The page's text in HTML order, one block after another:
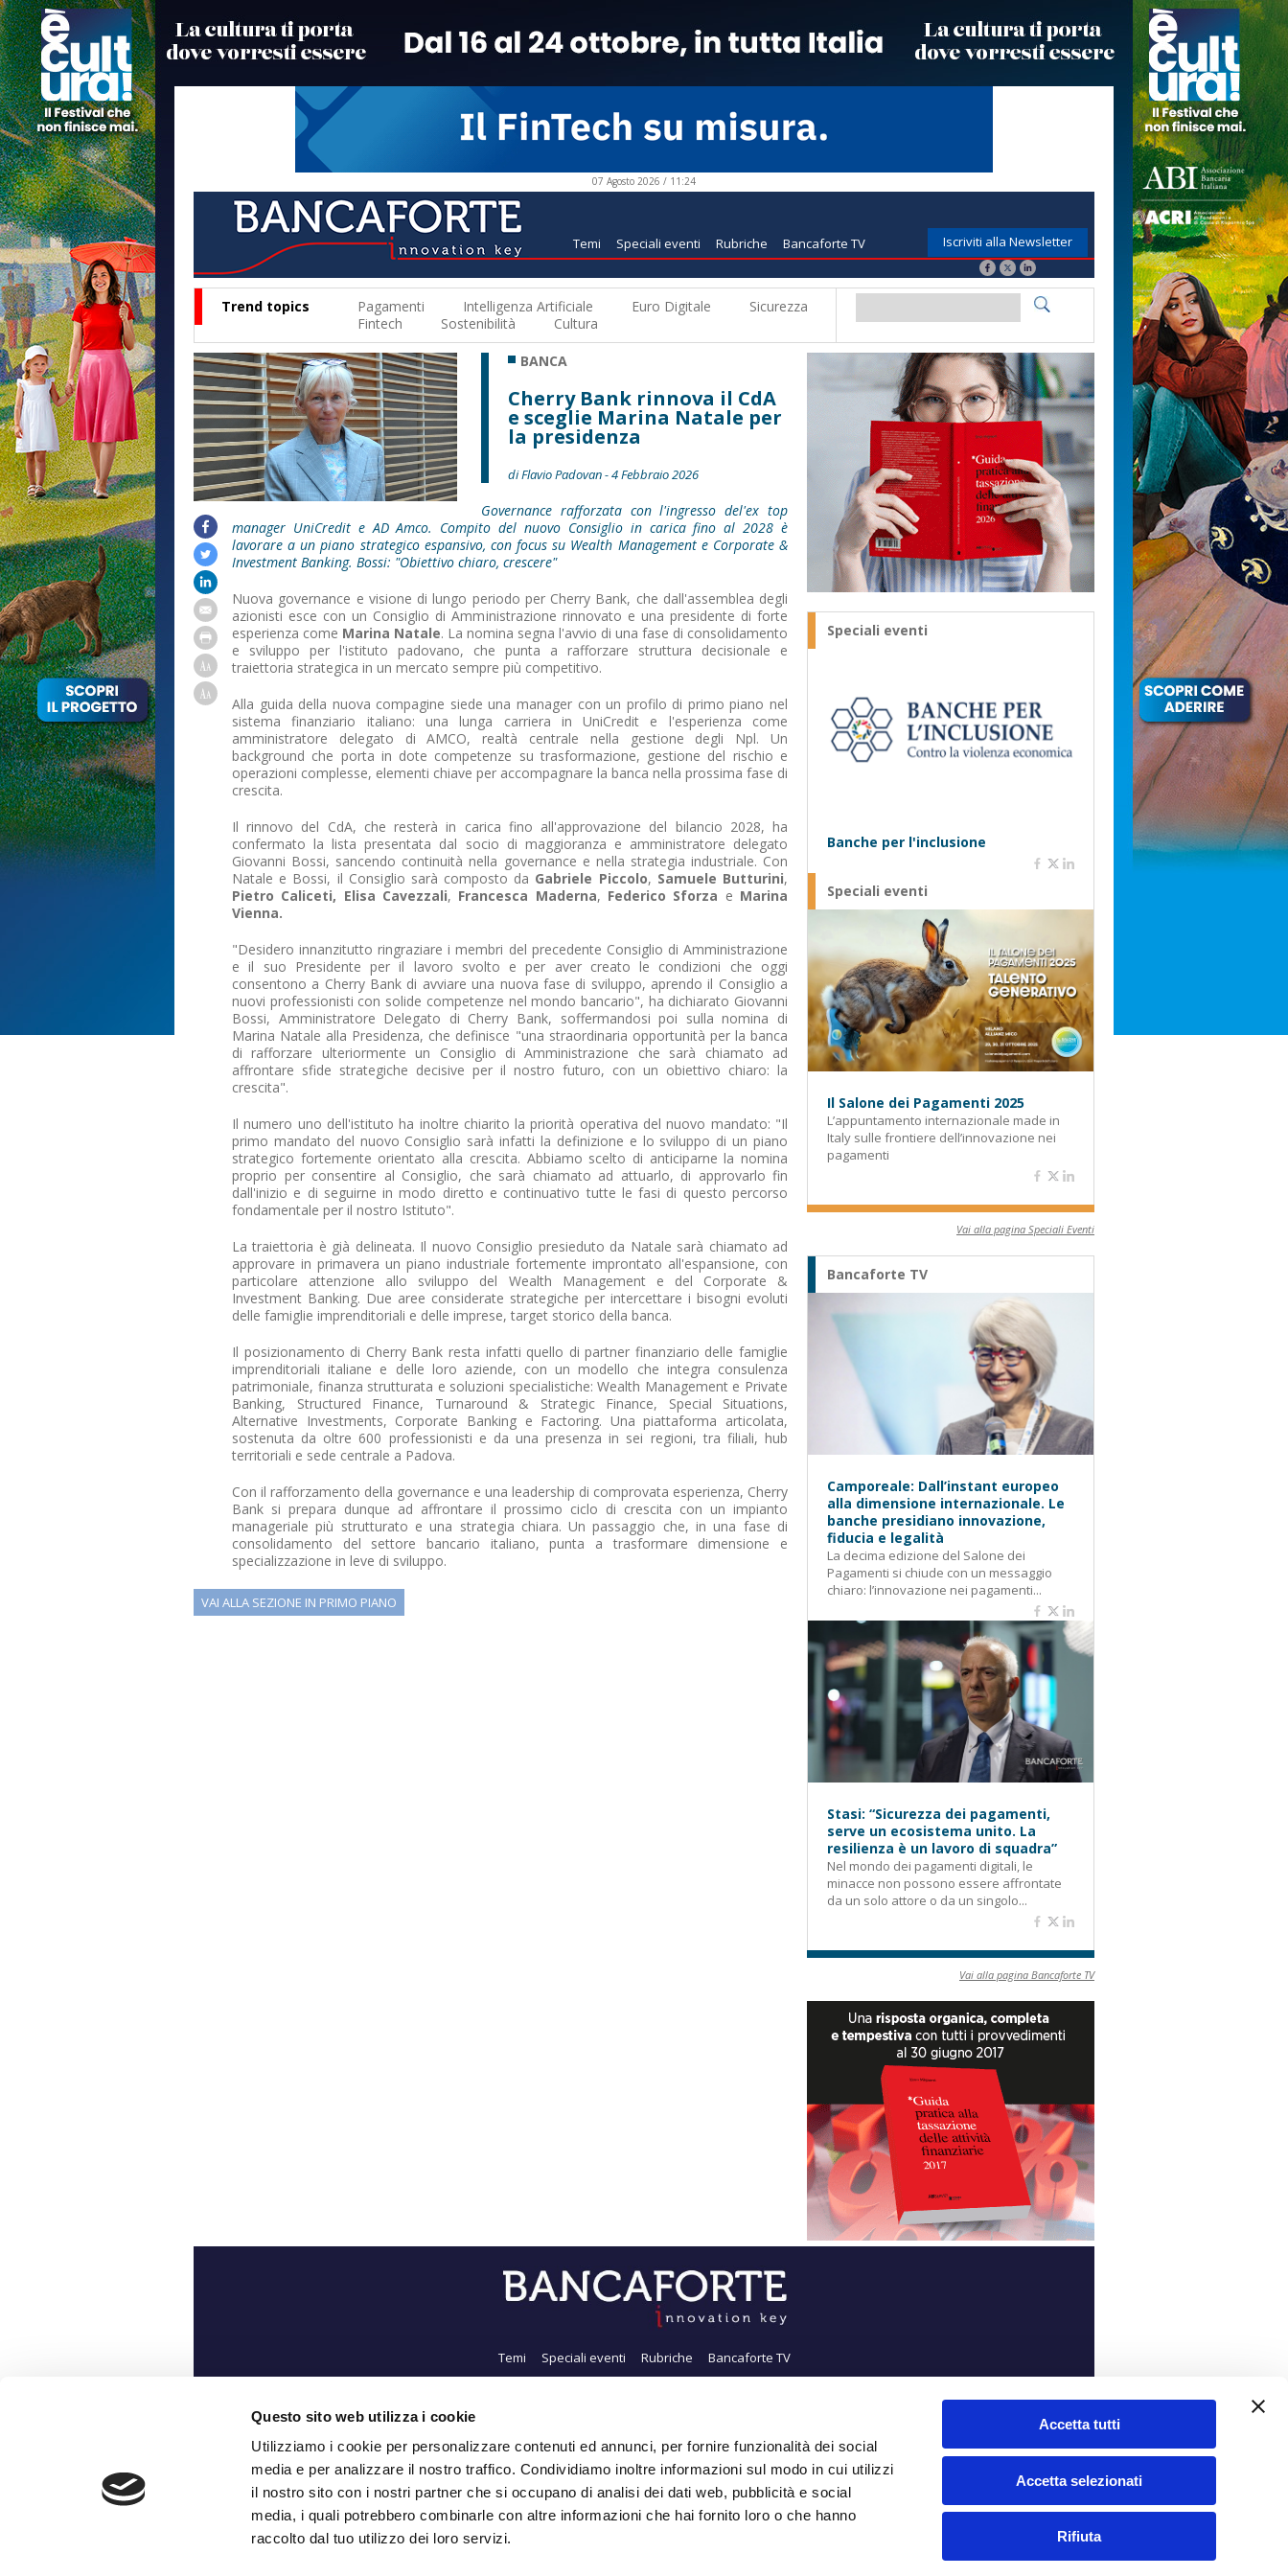
Questo sito web utilizza i cookie
Utilizziamo i cookie per personalizzare contenuti ed annunci, per fornire funzionalità dei social
media e per analizzare il nostro traffico. Condividiamo inoltre informazioni sul modo in cui utilizzi
il nostro sito con i nostri partner che si occupano di analisi dei dati web, pubblicità e social
media, i quali potrebbero combinarle con altre informazioni che hai fornito loro o che hanno
raccolto dal tuo utilizzo dei loro servizi.
Accetta tutti
Accetta selezionati
Rifiuta
07 Agosto 2026 / 11:24
Temi Speciali eventi Rubriche Bancaforte TV Iscriviti alla Newsletter
Trend topics Pagamenti Intelligenza Artificiale Euro Digitale
Sicurezza
Fintech
Sostenibilità Cultura
BANCA
Cherry Bank rinnova il CdA
e sceglie Marina Natale per
la presidenza
di Flavio Padovan - 4 Febbraio 2026
Governance rafforzata con l'ingresso del'ex top
manager UniCredit e AD Amco. Compito del nuovo Consiglio in carica fino al 2028 è
lavorare a un piano strategico espansivo, con focus su Wealth Management e Corporate &
Investment Banking. Bossi: "Obiettivo chiaro, crescere"
Nuova governance e visione di lungo periodo per Cherry Bank, che dall'assemblea degli
azionisti esce con un Consiglio di Amministrazione rinnovato e una presidente di forte
esperienza come Marina Natale. La nomina segna l'avvio di una fase di consolidamento
e sviluppo per l'istituto padovano, che punta a rafforzare struttura decisionale e
traiettoria strategica in un mercato sempre più competitivo.
Alla guida della nuova compagine siede una manager con un profilo di primo piano nel
sistema finanziario italiano: una lunga carriera in UniCredit e l'esperienza come
amministratore delegato di AMCO, realtà centrale nella gestione degli Npl. Un
background che porta in dote competenze su trasformazione, gestione del rischio e
operazioni complesse, elementi chiave per accompagnare la banca nella prossima fase di
crescita.
Il rinnovo del CdA, che resterà in carica fino all'approvazione del bilancio 2028, ha
confermato la lista presentata dal socio di maggioranza e amministratore delegato
Giovanni Bossi, sancendo continuità nella governance e nella strategia industriale. Con
Natale e Bossi, il Consiglio sarà composto da Gabriele Piccolo, Samuele Butturini,
Pietro Caliceti, Elisa Cavezzali, Francesca Maderna, Federico Sforza e Marina
Vienna.
"Desidero innanzitutto ringraziare i membri del precedente Consiglio di Amministrazione
e il suo Presidente per il lavoro svolto e per aver creato le condizioni che oggi
consentono a Cherry Bank di avviare una nuova fase di sviluppo, aprendo il Consiglio a
nuovi professionisti con solide competenze nel mondo bancario", ha dichiarato Giovanni
Bossi, Amministratore Delegato di Cherry Bank, soffermandosi poi sulla nomina di
Marina Natale alla Presidenza, che definisce "una straordinaria opportunità per la banca
di rafforzare ulteriormente un Consiglio di Amministrazione che sarà chiamato ad
affrontare sfide strategiche decisive per il nostro futuro, con un obiettivo chiaro: la
crescita".
Il numero uno dell'istituto ha inoltre chiarito la priorità operativa del nuovo mandato: "Il
primo mandato del nuovo Consiglio sarà infatti la definizione e lo sviluppo di un piano
strategico fortemente orientato alla crescita. Abbiamo scelto di anticiparne la nomina
proprio per consentire al Consiglio, che sarà chiamato ad attuarlo, di approvarlo fin
dall'inizio e di seguirne in modo diretto e continuativo tutte le fasi di questo percorso
fondamentale per il nostro Istituto".
La traiettoria è già delineata. Il nuovo Consiglio presieduto da Natale sarà chiamato ad
approvare in primavera un piano industriale fortemente improntato all'espansione, con
particolare attenzione allo sviluppo del Wealth Management e del Corporate &
Investment Banking. Due aree considerate strategiche per intercettare i bisogni evoluti
delle famiglie imprenditoriali e delle imprese, target storico della banca.
Il posizionamento di Cherry Bank resta infatti quello di partner finanziario delle famiglie
imprenditoriali italiane e delle loro aziende, con un modello che integra consulenza
patrimoniale, finanza strutturata e soluzioni specialistiche: Wealth Management e Private
Banking, Structured Finance, Turnaround & Strategic Finance, Special Situations,
Alternative Investments, Corporate Banking e Factoring. Una piattaforma articolata,
sostenuta da oltre 600 professionisti e da una presenza in sei regioni, tra filiali, hub
territoriali e sede centrale a Padova.
Con il rafforzamento della governance e una leadership di comprovata esperienza, Cherry
Bank si prepara dunque ad affrontare il prossimo ciclo di crescita con un impianto
manageriale più strutturato e una strategia chiara. Un passaggio che, in una fase di
consolidamento del settore bancario italiano, punta a trasformare dimensione e
specializzazione in leve di sviluppo.
VAI ALLA SEZIONE IN PRIMO PIANO
Speciali eventi
Banche per l'inclusione
Speciali eventi
Il Salone dei Pagamenti 2025
L’appuntamento internazionale made in
Italy sulle frontiere dell’innovazione nei
pagamenti
Vai alla pagina Speciali Eventi
Bancaforte TV
Camporeale: Dall’instant europeo
alla dimensione internazionale. Le
banche presidiano innovazione,
fiducia e legalità
La decima edizione del Salone dei
Pagamenti si chiude con un messaggio
chiaro: l’innovazione nei pagamenti...
Stasi: “Sicurezza dei pagamenti,
serve un ecosistema unito. La
resilienza è un lavoro di squadra”
Nel mondo dei pagamenti digitali, le
minacce non possono essere affrontate
da un solo attore o da un singolo...
Vai alla pagina Bancaforte TV
Temi Speciali eventi Rubriche Bancaforte TV
Chi siamo
Iscriviti alla Newsletter